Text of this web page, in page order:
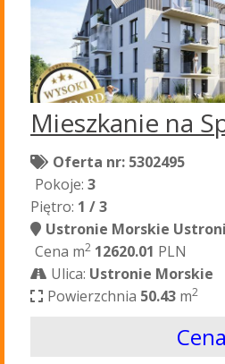
Mieszkanie na
Oferta nr: 5302495
Pokoje:3
Piętro: 1 / 3
Ustronie Morskie
Cena m2 12620.01 PLN
Ulica: Ustronie Morskie
Powierzchnia 50.43 m2